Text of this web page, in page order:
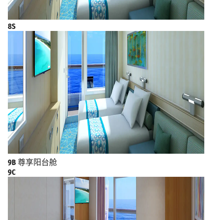
8S
9B 尊享阳台舱
9C